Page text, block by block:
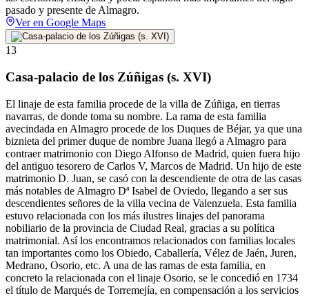
pasado y presente de Almagro.
Ver en Google Maps
13
Casa-palacio de los Zúñigas (s. XVI)
El linaje de esta familia procede de la villa de Zúñiga, en tierras
navarras, de donde toma su nombre. La rama de esta familia
avecindada en Almagro procede de los Duques de Béjar, ya que una
biznieta del primer duque de nombre Juana llegó a Almagro para
contraer matrimonio con Diego Alfonso de Madrid, quien fuera hijo
del antiguo tesorero de Carlos V, Marcos de Madrid. Un hijo de este
matrimonio D. Juan, se casó con la descendiente de otra de las casas
más notables de Almagro Dª Isabel de Oviedo, llegando a ser sus
descendientes señores de la villa vecina de Valenzuela. Esta familia
estuvo relacionada con los más ilustres linajes del panorama
nobiliario de la provincia de Ciudad Real, gracias a su política
matrimonial. Así los encontramos relacionados con familias locales
tan importantes como los Obiedo, Caballería, Vélez de Jaén, Juren,
Medrano, Osorio, etc. A una de las ramas de esta familia, en
concreto la relacionada con el linaje Osorio, se le concedió en 1734
el título de Marqués de Torremejía, en compensación a los servicios